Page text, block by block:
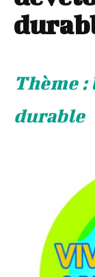
Thème
durable